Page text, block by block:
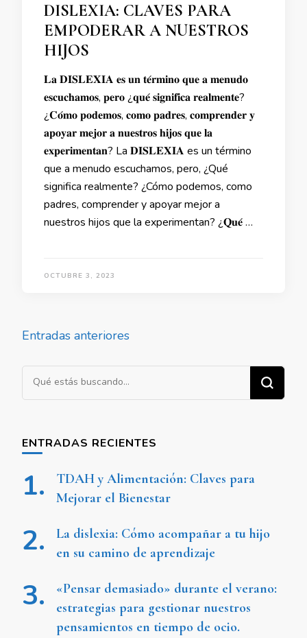
DISLEXIA: CLAVES PARA
EMPODERAR A NUESTROS
HIJOS
𝐋𝐚 𝐃𝐈𝐒𝐋𝐄𝐗𝐈𝐀 𝐞𝐬 𝐮𝐧 𝐭𝐞́𝐫𝐦𝐢𝐧𝐨 𝐪𝐮𝐞 𝐚 𝐦𝐞𝐧𝐮𝐝𝐨
𝐞𝐬𝐜𝐮𝐜𝐡𝐚𝐦𝐨𝐬, 𝐩𝐞𝐫𝐨 ¿𝐪𝐮𝐞́ 𝐬𝐢𝐠𝐧𝐢𝐟𝐢𝐜𝐚 𝐫𝐞𝐚𝐥𝐦𝐞𝐧𝐭𝐞?
¿𝐂𝐨́𝐦𝐨 𝐩𝐨𝐝𝐞𝐦𝐨𝐬, 𝐜𝐨𝐦𝐨 𝐩𝐚𝐝𝐫𝐞𝐬, 𝐜𝐨𝐦𝐩𝐫𝐞𝐧𝐝𝐞𝐫 𝐲
𝐚𝐩𝐨𝐲𝐚𝐫 𝐦𝐞𝐣𝐨𝐫 𝐚 𝐧𝐮𝐞𝐬𝐭𝐫𝐨𝐬 𝐡𝐢𝐣𝐨𝐬 𝐪𝐮𝐞 𝐥𝐚
𝐞𝐱𝐩𝐞𝐫𝐢𝐦𝐞𝐧𝐭𝐚𝐧? La 𝐃𝐈𝐒𝐋𝐄𝐗𝐈𝐀 es un término
que a menudo escuchamos, pero, ¿Qué
significa realmente? ¿Cómo podemos, como
padres, comprender y apoyar mejor a
nuestros hijos que la experimentan? ¿𝐐𝐮𝐞́ …
OCTUBRE 3, 2023
Navegación
entradas
Entradas anteriores
¿Buscas
algo?
ENTRADAS RECIENTES
TDAH y Alimentación: Claves para
Mejorar el Bienestar
La dislexia: Cómo acompañar a tu hijo
en su camino de aprendizaje
«Pensar demasiado» durante el verano:
estrategias para gestionar nuestros
pensamientos en tiempo de ocio.